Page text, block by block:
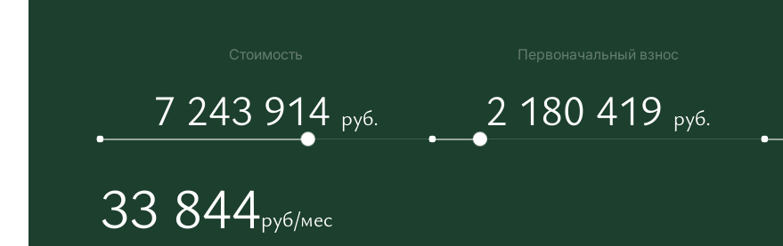
Стоимость
7 243 914 руб.
Первоначальный взнос
2 180 419 руб.
33 844руб/мес